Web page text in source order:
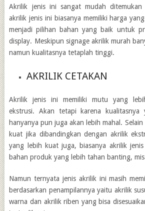
Akrilik jenis ini sangat mudah
akrilik jenis ini biasanya memiliki harga
menjadi pilihan bahan yang baik untuk
display. Meskipun signage akrilik murah
namun kualitasnya tetaplah tinggi.
AKRILIK CETAKAN
Akrilik jenis ini memiliki mutu yang
ekstrusi. Akan tetapi karena kualitasnya
hanyanya pun juga akan lebih mahal.
kuat jika dibandingkan dengan akrilik
yang lebih kuat juga, biasanya akrilik
bahan produk yang lebih tahan banting,
Namun ternyata jenis akrilik ini masih
berdasarkan penampilannya yaitu akrilik
warna dan akrilik riben yang bisa